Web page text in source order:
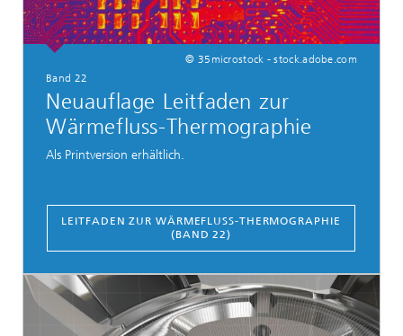
© 35microstock - stock.adobe.com
Band 22
Neuauflage Leitfaden zur
Wärmefluss-Thermographie
Als Printversion erhältlich.
LEITFADEN ZUR WÄRMEFLUSS-THERMOGRAPHIE
(BAND 22)